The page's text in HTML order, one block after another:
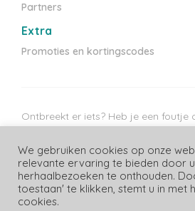
Partners
Extra
Promoties en kortingscodes
Ontbreekt er iets? Heb je een foutje
tips? Laat het ons weten!
Messenger WhatsApp E-
Laatste prijzen update: 10/08/2026
We gebruiken cookies op onze
relevante ervaring te bieden door
herhaalbezoeken te onthouden.
toestaan' te klikken, stemt u in met
cookies.